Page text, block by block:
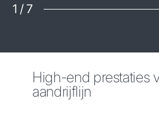
1 /7
High-end prestaties
aandrijflijn